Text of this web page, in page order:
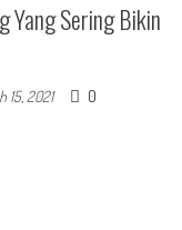
Yang Sering Bikin
15, 2021 0